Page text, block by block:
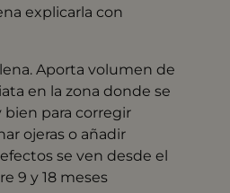
explicarla con
Aporta volumen de
en la zona donde se
para corregir
ojeras o añadir
se ven desde el
9 y 18 meses